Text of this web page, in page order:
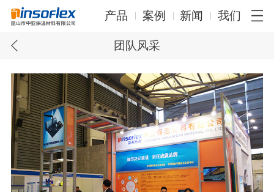
产品 案例 新闻 我们
团队风采